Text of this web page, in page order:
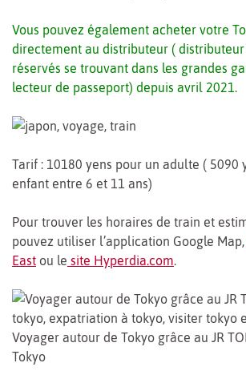
Vous pouvez également acheter votre
directement au distributeur (
réservés se trouvant dans les grandes
lecteur de passeport) depuis avril 2021.
Tarif : 10180 yens pour un adulte ( 5090
enfant entre 6 et 11 ans)
Pour trouver les horaires de train et
pouvez utiliser l’application Google Map,
East ou le site Hyperdia.com.
Voyager autour de Tokyo grâce au JR
Tokyo